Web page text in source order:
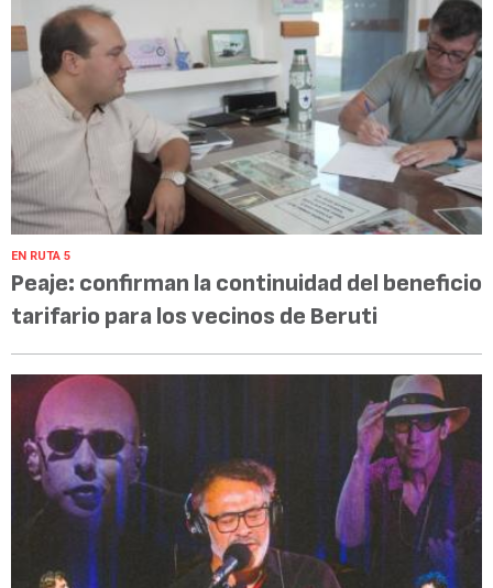
EN RUTA 5
Peaje: confirman la continuidad del beneficio
tarifario para los vecinos de Beruti